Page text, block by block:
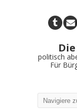
Die
politisch
Für